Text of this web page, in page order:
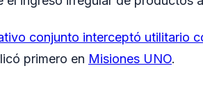
conjunto interceptó utilitario
primero en Misiones UNO.